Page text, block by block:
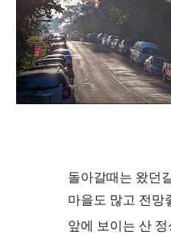
돌아갈때는 왔던
마을도 많고 전망
앞에 보이는 산